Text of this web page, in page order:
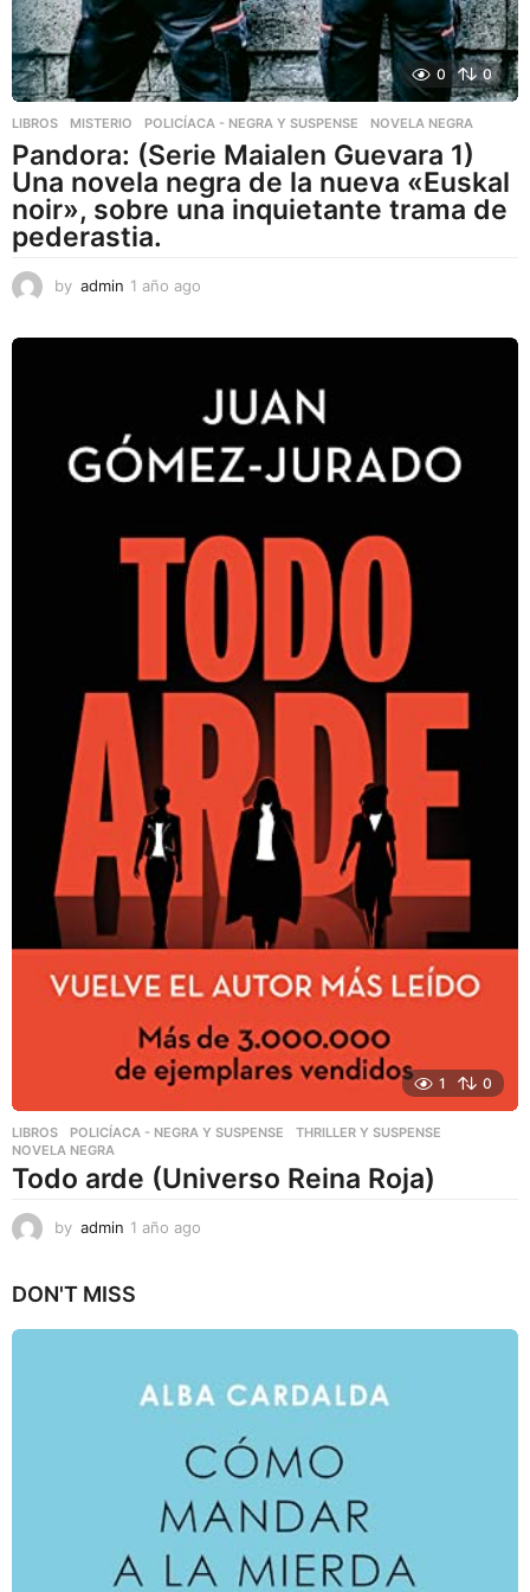
0 0
LIBROS ,MISTERIO ,POLICÍACA - NEGRA Y SUSPENSE NOVELA NEGRA
Pandora: (Serie Maialen Guevara 1)
Una novela negra de la nueva «Euskal
noir», sobre una inquietante trama de
pederastia.
by admin 1 año ago
o
1 0
LIBROS ,POLICÍACA - NEGRA Y SUSPENSE ,THRILLER Y SUSPENSE
NOVELA NEGRA
Todo arde (Universo Reina Roja)
by admin 1 año ago
DON'T MISS